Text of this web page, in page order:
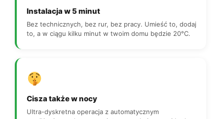
Instalacja w 5 minut
Bez technicznych, bez rur, bez pracy. Umieść to, dodaj
to, a w ciągu kilku minut w twoim domu będzie 20°C.
Cisza także w nocy
Ultra-dyskretna operacja z automatycznym